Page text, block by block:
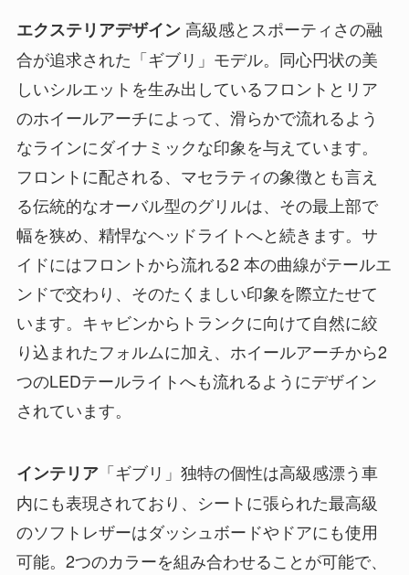
エクステリアデザイン 高級感とスポーティさの融
合が追求された「ギブリ」モデル。同心円状の美
しいシルエットを生み出しているフロントとリア
のホイールアーチによって、滑らかで流れるよう
なラインにダイナミックな印象を与えています。
フロントに配される、マセラティの象徴とも言え
る伝統的なオーバル型のグリルは、その最上部で
幅を狭め、精悍なヘッドライトへと続きます。サ
イドにはフロントから流れる2 本の曲線がテールエ
ンドで交わり、そのたくましい印象を際立たせて
います。キャビンからトランクに向けて自然に絞
り込まれたフォルムに加え、ホイールアーチから2
つのLEDテールライトへも流れるようにデザイン
されています。
インテリア「ギブリ」独特の個性は高級感漂う車
内にも表現されており、シートに張られた最高級
のソフトレザーはダッシュボードやドアにも使用
可能。2つのカラーを組み合わせることが可能で、